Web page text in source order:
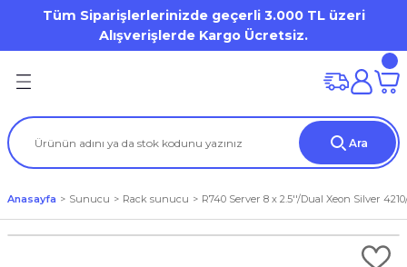
Tüm Siparişlerlerinizde geçerli 3.000 TL üzeri
Alışverişlerde Kargo Ücretsiz.
Geri Dön
7000 Series
/ Vostro / Inspiron Business
Geri Dön
Dell Pro Micro / Micro Form Factor MFF
Small Form Factor
Tower
Geri Dön
Desktop Workstation
DELL Precision WS
Mobile Workstation
Dell Precision Workstation
HP ZBook WorkStation
Geri Dön
Geri Dön
Geri Dön
Geri Dön
Geri Dön
Geri Dön
Geri Dön
Point
Ara
Anasayfa Sunucu Rack sunucu R740 Server 8 x 2.5''/Dual Xeon Silver